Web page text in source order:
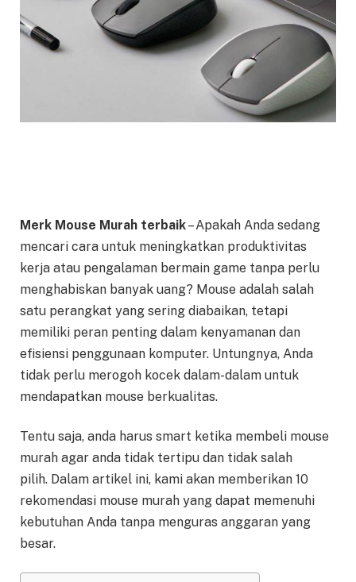
Merk Mouse Murah terbaik– Apakah Anda sedang
mencari cara untuk meningkatkan produktivitas
kerja atau pengalaman bermain game tanpa perlu
menghabiskan banyak uang? Mouse adalah salah
satu perangkat yang sering diabaikan, tetapi
memiliki peran penting dalam kenyamanan dan
efisiensi penggunaan komputer. Untungnya, Anda
tidak perlu merogoh kocek dalam-dalam untuk
mendapatkan mouse berkualitas.
Tentu saja, anda harus smart ketika membeli mouse
murah agar anda tidak tertipu dan tidak salah
pilih. Dalam artikel ini, kami akan memberikan 10
rekomendasi mouse murah yang dapat memenuhi
kebutuhan Anda tanpa menguras anggaran yang
besar.